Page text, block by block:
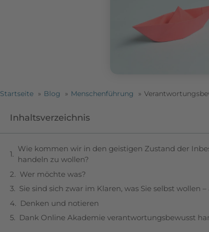
Startseite Blog Menschenführung
Inhaltsverzeichnis
Wie kommen wir in den geistigen Zustand der
handeln zu wollen?
Wer möchte was?
Sie sind sich zwar im Klaren, was Sie selbst wollen
Denken und notieren
Dank Online Akademie verantwortungsbewusst